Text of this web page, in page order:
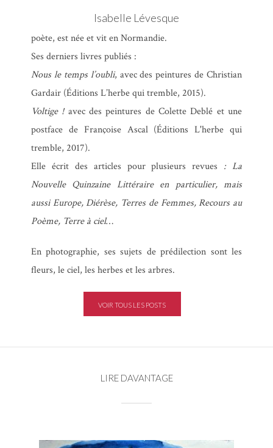
Isabelle Lévesque
poète, est née et vit en Normandie.
Ses derniers livres publiés :
Nous le temps l’oubli, avec des peintures de Christian
Gardair (Éditions L’herbe qui tremble, 2015).
Voltige ! avec des peintures de Colette Deblé et une
postface de Françoise Ascal (Éditions L'herbe qui
tremble, 2017).
Elle écrit des articles pour plusieurs revues : La
Nouvelle Quinzaine Littéraire en particulier, mais
aussi Europe, Diérèse, Terres de Femmes, Recours au
Poème, Terre à ciel…
En photographie, ses sujets de prédilection sont les
fleurs, le ciel, les herbes et les arbres.
VOIR TOUS LES POSTS
LIRE DAVANTAGE